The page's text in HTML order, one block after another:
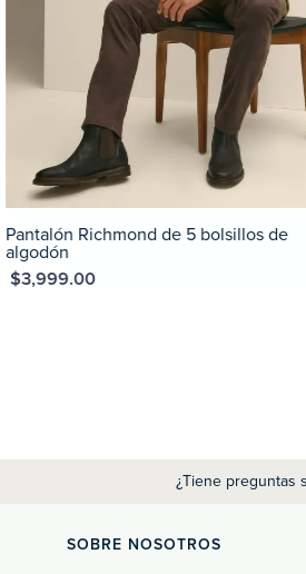
Pantalon performance de 5 bolsillos
MXN $2,141.37
¿Tiene preguntas
SOBRE NOSOTROS